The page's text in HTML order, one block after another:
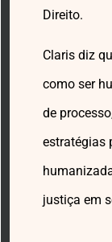
Direito.
Claris diz
como ser
de
estratégias
justiça em